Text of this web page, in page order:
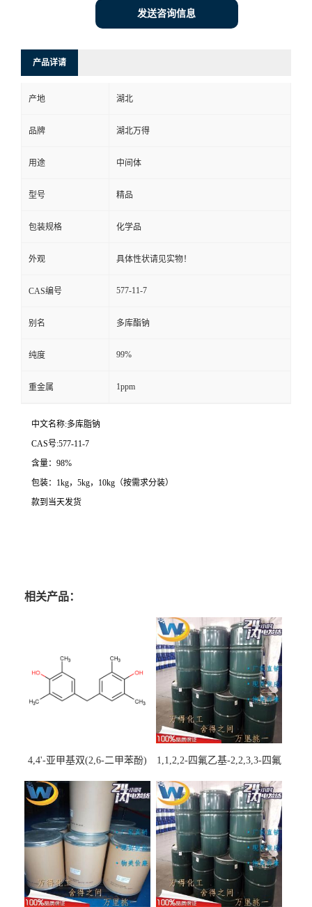
发送咨询信息
产品详请
产地 湖北
品牌 湖北万得
用途 中间体
型号 精品
包装规格 化学品
外观 具体性状请见实物！
CAS编号 577-11-7
别名 多库酯钠
纯度 99%
重金属 1ppm
中文名称:多库脂钠
CAS号:577-11-7
含量：98%
包装：1kg，5kg，10kg（按需求分装）
款到当天发货
相关产品：
4,4'-亚甲基双(2,6-二甲苯酚)
1,1,2,2-四氟乙基-2,2,3,3-四氟